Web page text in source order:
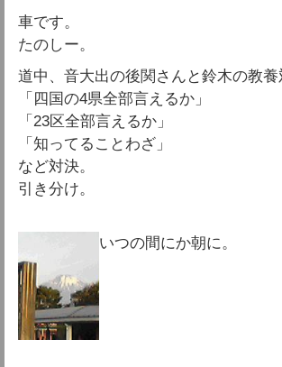
車です。
たのしー。
道中、音大出の後関さんと鈴木の教
「四国の4県全部言えるか」
「23区全部言えるか」
「知ってることわざ」
など対決。
引き分け。
いつの間にか朝に。